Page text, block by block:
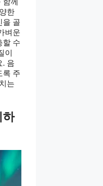
께
한
을 골
벼운
할 수
이
. 음
록 주
는
하